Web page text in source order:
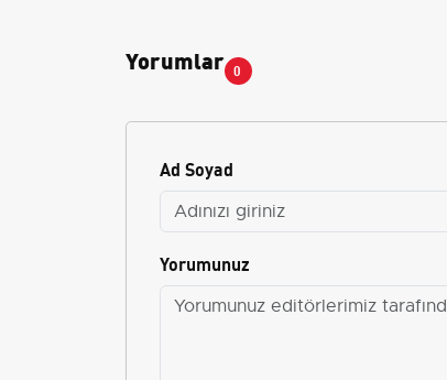
Yorumlar 0
Ad Soyad
Yorumunuz